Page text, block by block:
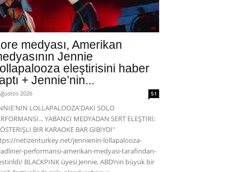
medyası, Amerikan
Jennie
eleştirisini haber
+ Jennie’nin...
2026 51
LOLLAPALOOZA'DAKİ SOLO
YABANCI MEDYADAN SERT ELEŞTİRİ:
BİR KARAOKE BAR GİBİYDİ"
netizenturkey.net/jennienin-lollapalooza-
performansi-amerikan-medyasi-tarafindan-
BLACKPINK üyesi Jennie, ABD’nin büyük bir